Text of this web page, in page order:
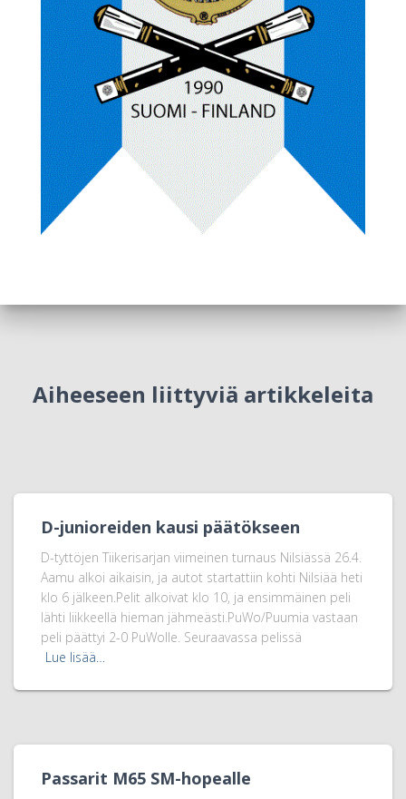
Aiheeseen liittyviä artikkeleita
D-junioreiden kausi päätökseen
D-tyttöjen Tiikerisarjan viimeinen turnaus Nilsiässä 26.4.
Aamu alkoi aikaisin, ja autot startattiin kohti Nilsiää heti
klo 6 jälkeen.Pelit alkoivat klo 10, ja ensimmäinen peli
lähti liikkeellä hieman jähmeästi.PuWo/Puumia vastaan
peli päättyi 2-0 PuWolle. Seuraavassa pelissä
Lue lisää…
Passarit M65 SM-hopealle